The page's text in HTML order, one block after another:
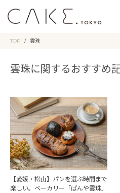
TOP 雲珠
雲珠に関するおすすめ
【愛媛・松山】パンを選ぶ時間まで
楽しい。ベーカリー「ぱんや雲珠」